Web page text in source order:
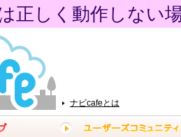
正しく動作しない
ナビcafeとは